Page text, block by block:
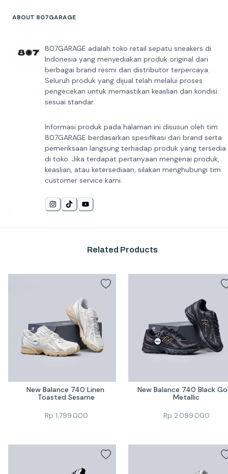
ABOUT 807GARAGE
807GARAGE adalah toko retail sepatu sneakers di
Indonesia yang menyediakan produk original dari
berbagai brand resmi dan distributor terpercaya.
Seluruh produk yang dijual telah melalui proses
pengecekan untuk memastikan keaslian dan kondisi
sesuai standar.
Informasi produk pada halaman ini disusun oleh tim
807GARAGE berdasarkan spesifikasi dari brand serta
pemeriksaan langsung terhadap produk yang tersedia
di toko. Jika terdapat pertanyaan mengenai produk,
keaslian, atau ketersediaan, silakan menghubungi tim
customer service kami.
Related Products
New Balance 740 Linen
Toasted Sesame
Rp 1.799.000
New Balance 740 Black
Metallic
Rp 2.099.000